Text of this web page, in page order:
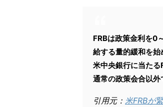
FRBは政策金利を0
給する量的緩和を始
米中央銀行に当た
通常の政策会合以
引用元： 米FRBが